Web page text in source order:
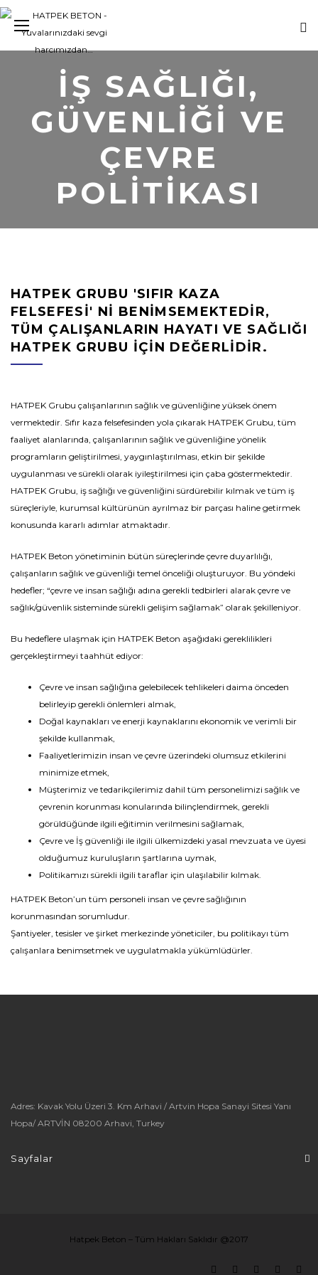
İŞ SAĞLIĞI,
GÜVENLIĞI VE
ÇEVRE
POLITIKASI
HATPEK GRUBU 'SIFIR KAZA
FELSEFESI' NI BENIMSEMEKTEDIR,
TÜM ÇALIŞANLARIN HAYATI VE SAĞLIĞI
HATPEK GRUBU IÇIN DEĞERLIDIR.
HATPEK Grubu çalışanlarının sağlık ve güvenliğine yüksek önem
vermektedir. Sıfır kaza felsefesinden yola çıkarak HATPEK Grubu, tüm
faaliyet alanlarında, çalışanlarının sağlık ve güvenliğine yönelik
programların geliştirilmesi, yaygınlaştırılması, etkin bir şekilde
uygulanması ve sürekli olarak iyileştirilmesi için çaba göstermektedir.
HATPEK Grubu, iş sağlığı ve güvenliğini sürdürebilir kılmak ve tüm iş
süreçleriyle, kurumsal kültürünün ayrılmaz bir parçası haline getirmek
konusunda kararlı adımlar atmaktadır.
HATPEK Beton yönetiminin bütün süreçlerinde çevre duyarlılığı,
çalışanların sağlık ve güvenliği temel önceliği oluşturuyor. Bu yöndeki
hedefler; “çevre ve insan sağlığı adına gerekli tedbirleri alarak çevre ve
sağlık/güvenlik sisteminde sürekli gelişim sağlamak” olarak şekilleniyor.
Bu hedeflere ulaşmak için HATPEK Beton aşağıd​aki gereklilikleri
gerçekleştirmeyi taahhüt ediyor:
Çevre ve insan sağlığına gelebilecek tehlikeleri daima önceden
belirleyip gerekli önlemleri almak,
Doğal kaynakları ve enerji kaynaklarını ekonomik ve verimli bir
şekilde kullanmak,
Faaliyetlerimizin insan ve çevre üzerindeki olumsuz etkilerini
minimize etmek,
Müşterimiz ve tedarikçilerimiz dahil tüm personelimizi sağlık ve
çevrenin korunması konularında bilinçlendirmek, gerekli
görüldüğünde ilgili eğitimin verilmesini sağlamak,
Çevre ve İş güvenliği ile ilgili ülkemizdeki yasal mevzuata ve üyesi
olduğumuz kuruluşların şartlarına uymak,
Politikamızı sürekli ilgili taraflar için ulaşılabilir kılmak.
HATPEK Beton’un tüm personeli insan ve çevre sağlığının
korunmasından sorumludur.
Şantiyeler, tesisler ve şirket merkezinde yöneticiler, bu politikayı tüm
çalışanlara benimsetmek ve uygulatmakla yükümlüdürler.
Adres: Kavak Yolu Üzeri 3. Km Arhavi / Artvin Hopa Sanayi Sitesi Yanı
Hopa/ ARTVİN 08200 Arhavi, Turkey
Sayfalar
Hatpek Beton – Tüm Hakları Saklıdır @2017